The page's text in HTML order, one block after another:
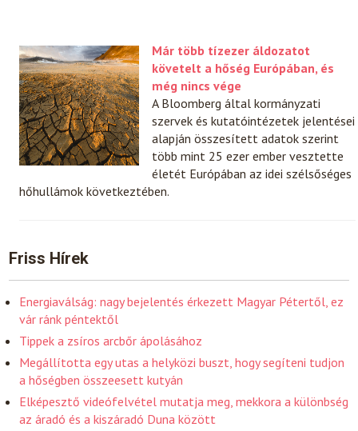
Már több tízezer áldozatot
követelt a hőség Európában, és
még nincs vége
A Bloomberg által kormányzati
szervek és kutatóintézetek jelentései
alapján összesített adatok szerint
több mint 25 ezer ember vesztette
életét Európában az idei szélsőséges
hőhullámok következtében.
Friss Hírek
Energiaválság: nagy bejelentés érkezett Magyar Pétertől, ez
vár ránk péntektől
Tippek a zsíros arcbőr ápolásához
Megállította egy utas a helyközi buszt, hogy segíteni tudjon
a hőségben összeesett kutyán
Elképesztő videófelvétel mutatja meg, mekkora a különbség
az áradó és a kiszáradó Duna között